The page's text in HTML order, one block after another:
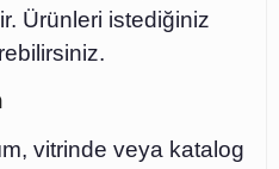
Ürünleri istediğiniz
vitrinde veya katalog